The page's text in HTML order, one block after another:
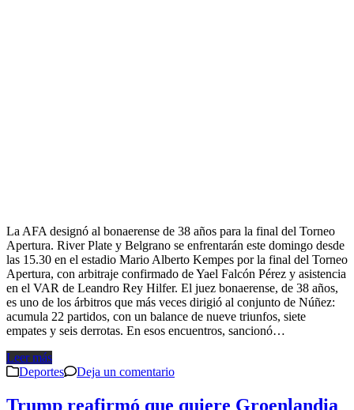
La AFA designó al bonaerense de 38 años para la final del Torneo
Apertura. River Plate y Belgrano se enfrentarán este domingo desde
las 15.30 en el estadio Mario Alberto Kempes por la final del Torneo
Apertura, con arbitraje confirmado de Yael Falcón Pérez y asistencia
en el VAR de Leandro Rey Hilfer. El juez bonaerense, de 38 años,
es uno de los árbitros que más veces dirigió al conjunto de Núñez:
acumula 22 partidos, con un balance de nueve triunfos, siete
empates y seis derrotas. En esos encuentros, sancionó…
Leer más
Deportes
Deja un comentario
Trump reafirmó que quiere Groenlandia